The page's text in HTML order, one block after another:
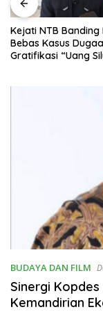
Kejati NTB Banding
Bebas Kasus
Gratifikasi “Uang
BUDAYA DAN FILM
Sinergi Kopdes
Kemandirian